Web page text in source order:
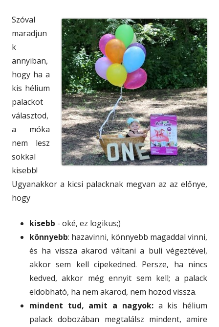
Szóval
maradjun
k
annyiban,
hogy ha a
kis hélium
palackot
választod,
a móka
nem lesz
sokkal
kisebb!
Ugyanakkor a kicsi palacknak megvan az az előnye,
hogy
kisebb - oké, ez logikus;)
könnyebb: hazavinni, könnyebb magaddal vinni,
és ha vissza akarod váltani a buli végeztével,
akkor sem kell cipekedned. Persze, ha nincs
kedved, akkor még ennyit sem kell; a palack
eldobható, ha nem akarod, nem hozod vissza.
mindent tud, amit a nagyok:a kis hélium
palack dobozában megtalálsz mindent, amire